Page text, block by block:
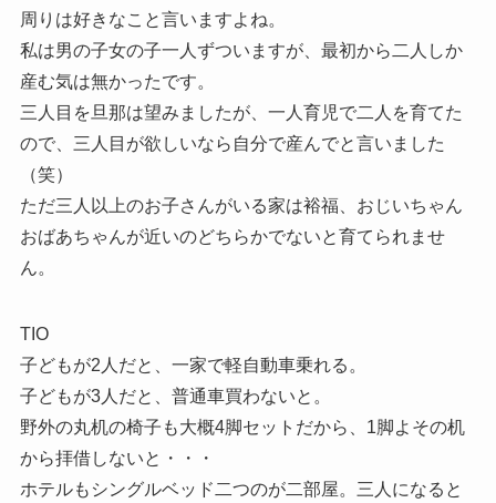
周りは好きなこと言いますよね。
私は男の子女の子一人ずついますが、最初から二人しか
産む気は無かったです。
三人目を旦那は望みましたが、一人育児で二人を育てた
ので、三人目が欲しいなら自分で産んでと言いました
（笑）
ただ三人以上のお子さんがいる家は裕福、おじいちゃん
おばあちゃんが近いのどちらかでないと育てられませ
ん。
TIO
子どもが2人だと、一家で軽自動車乗れる。
子どもが3人だと、普通車買わないと。
野外の丸机の椅子も大概4脚セットだから、1脚よその机
から拝借しないと・・・
ホテルもシングルベッド二つのが二部屋。三人になると